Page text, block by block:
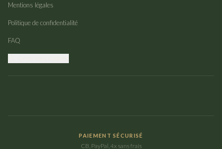
Mentions légales
Politique de confidentialité
FAQ
PAIEMENT SÉCURISÉ
CB, PayPal, 4x sans frais